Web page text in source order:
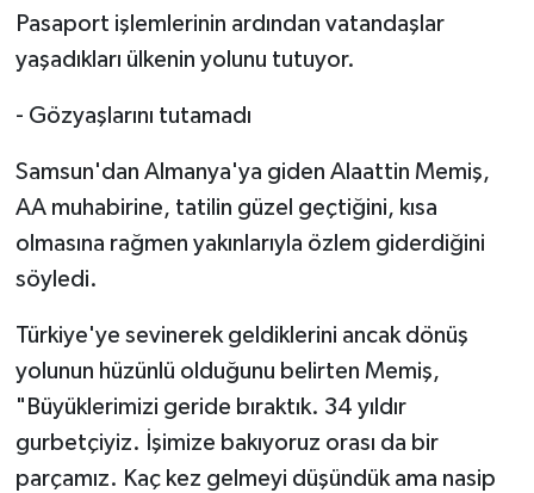
Pasaport işlemlerinin ardından vatandaşlar
yaşadıkları ülkenin yolunu tutuyor.
- Gözyaşlarını tutamadı
Samsun'dan Almanya'ya giden Alaattin Memiş,
AA muhabirine, tatilin güzel geçtiğini, kısa
olmasına rağmen yakınlarıyla özlem giderdiğini
söyledi.
Türkiye'ye sevinerek geldiklerini ancak dönüş
yolunun hüzünlü olduğunu belirten Memiş,
"Büyüklerimizi geride bıraktık. 34 yıldır
gurbetçiyiz. İşimize bakıyoruz orası da bir
parçamız. Kaç kez gelmeyi düşündük ama nasip